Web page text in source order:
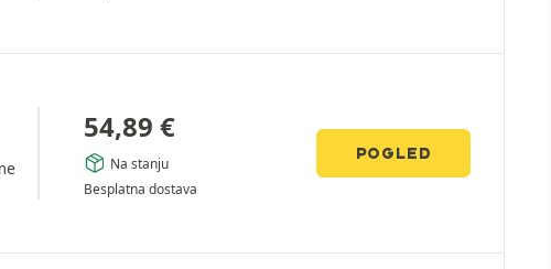
54,89 €
Na stanju
Besplatna dostava
POGLED